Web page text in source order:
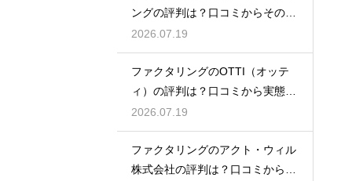
ングの評判は？口コミからその実
態を徹底解説
2026.07.19
ファクタリングのOTTI（オッテ
ィ）の評判は？口コミから実態を
徹底解説
2026.07.19
ファクタリングのアクト・ウィル
株式会社の評判は？口コミから実